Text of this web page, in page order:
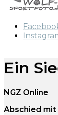
Ein
NGZ Online
Abschied mit